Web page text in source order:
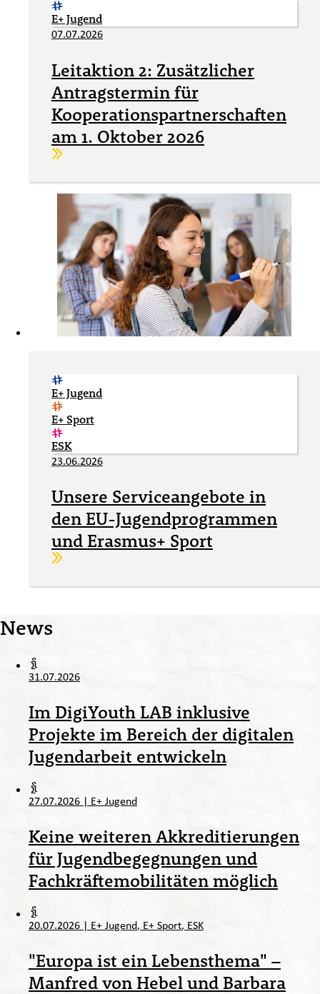
E+ Jugend
07.07.2026
Leitaktion 2: Zusätzlicher
Antragstermin für
Kooperationspartnerschaften
am 1. Oktober 2026
Weiterlesen
E+ Jugend
E+ Sport
ESK
23.06.2026
Unsere Serviceangebote in
den EU-Jugendprogrammen
und Erasmus+ Sport
Weiterlesen
News
31.07.2026
Im DigiYouth LAB inklusive
Projekte im Bereich der digitalen
Jugendarbeit entwickeln
27.07.2026 | E+ Jugend
Keine weiteren Akkreditierungen
für Jugendbegegnungen und
Fachkräftemobilitäten möglich
20.07.2026 | E+ Jugend E+ Sport ESK
"Europa ist ein Lebensthema" –
Manfred von Hebel und Barbara